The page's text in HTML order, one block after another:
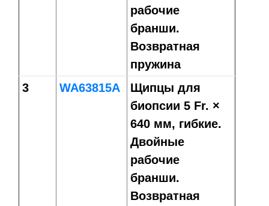
рабочие
бранши.
Возвратная
пружина
3
WA63815A
Щипцы для
биопсии 5 Fr. ×
640 мм, гибкие.
Двойные
рабочие
бранши.
Возвратная